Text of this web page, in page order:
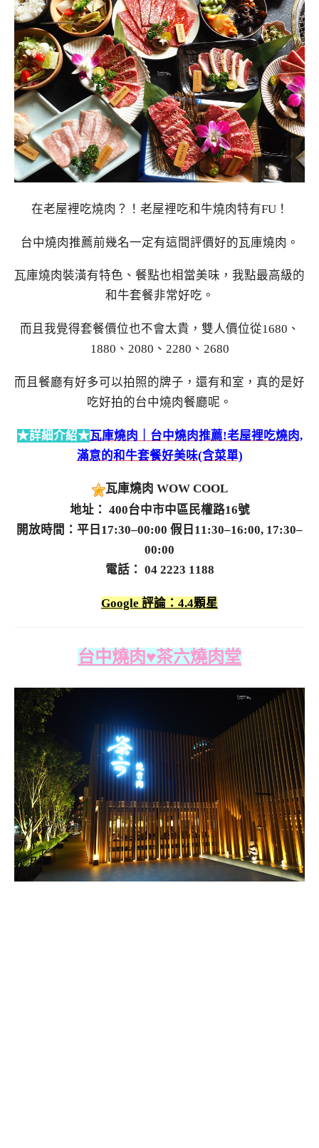
在老屋裡吃燒肉？！老屋裡吃和牛燒肉特有FU！
台中燒肉推薦前幾名一定有這間評價好的瓦庫燒肉。
瓦庫燒肉裝潢有特色、餐點也相當美味，我點最高級的
和牛套餐非常好吃。
而且我覺得套餐價位也不會太貴，雙人價位從1680、
1880、2080、2280、2680
而且餐廳有好多可以拍照的牌子，還有和室，真的是好
吃好拍的台中燒肉餐廳呢。
★詳細介紹★瓦庫燒肉｜台中燒肉推薦!老屋裡吃燒肉,
滿意的和牛套餐好美味(含菜單)
瓦庫燒肉 WOW COOL
地址： 400台中市中區民權路16號
開放時間：平日17:30–00:00 假日11:30–16:00, 17:30–
00:00
電話： 04 2223 1188
Google 評論：4.4顆星
台中燒肉♥茶六燒肉堂